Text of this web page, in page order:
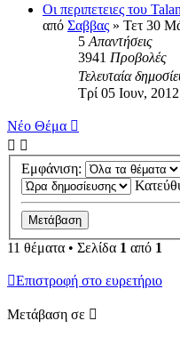
Οι περιπετειες του Talan
από Σαββας » Τετ 30
5 Απαντήσεις
3941 Προβολές
Τελευταία
Τρί 05 Ιουν,
Νέο Θέμα
Εμφάνιση:
11 θέματα • Σελίδα 1 από 1
Επιστροφή στο ευρετήριο
Μετάβαση σε